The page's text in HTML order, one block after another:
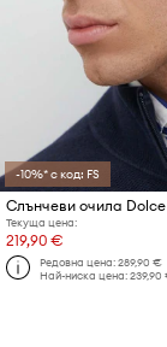
-10%* с код: FS
Слънчеви очила
Текуща цена:
219,90 €
Редовна цена:289,90 €
Най-ниска цена:239,90